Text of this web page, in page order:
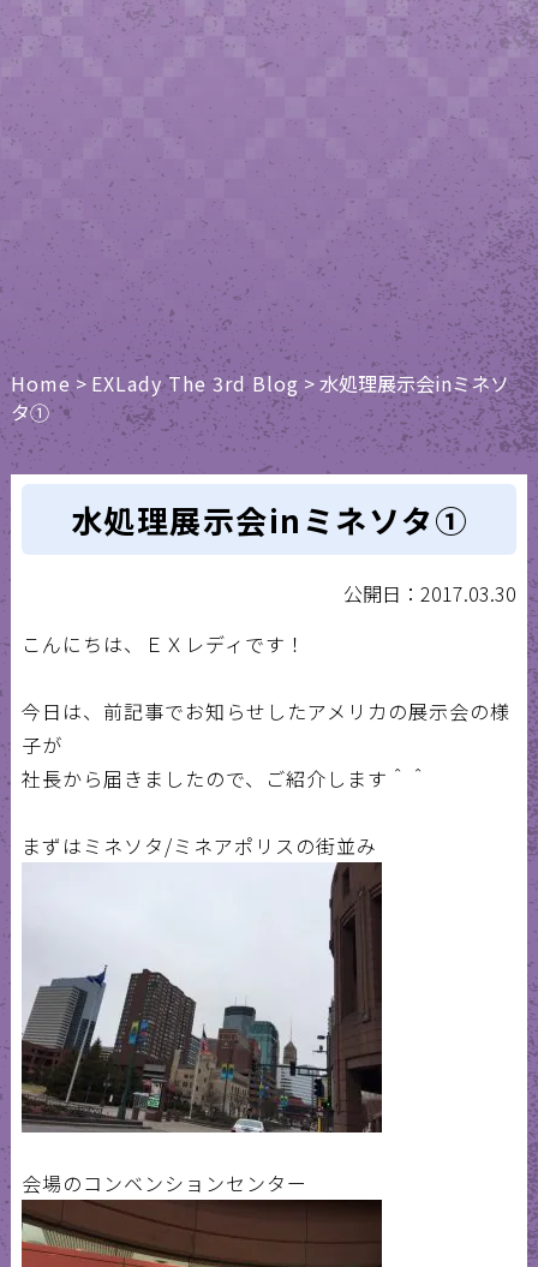
Home >EXLady The 3rd Blog >水処理展示会inミネソ
タ①
水処理展示会inミネソタ①
公開日：2017.03.30
こんにちは、ＥＸレディです！
今日は、前記事でお知らせしたアメリカの展示会の様
子が
社長から届きましたので、ご紹介します＾＾
まずはミネソタ/ミネアポリスの街並み
会場のコンベンションセンター